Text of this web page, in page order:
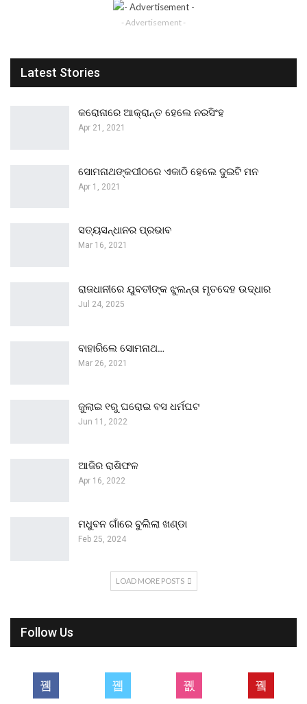
- Advertisement -
Latest Stories
କରୋନାରେ ଆକ୍ରାନ୍ତ ହେଲେ ନରସିଂହ
Apr 21, 2021
ସୋମନାଥଙ୍କପୀଠରେ ଏକାଠି ହେଲେ ଦୁଇଟି ମନ
Apr 1, 2021
ସତ୍ୟସନ୍ଧାନର ପ୍ରଭାବ
Mar 16, 2021
ରାଜଧାନୀରେ ଯୁବତୀଙ୍କ ଝୁଲନ୍ତା ମୃତଦେହ ଉଦ୍ଧାର
Jul 24, 2025
ବାହାରିଲେ ସୋମନାଥ…
Mar 26, 2021
ଜୁଲାଇ ୧ରୁ ଘରୋଇ ବସ ଧର୍ମଘଟ
Jun 11, 2022
ଆଜିର ରାଶିଫଳ
Apr 16, 2022
ମଧୁବନ ଗାଁରେ ବୁଲିଲା ଖଣ୍ଡା
Feb 25, 2024
LOAD MORE POSTS
Follow Us